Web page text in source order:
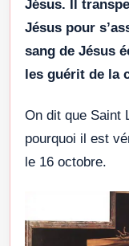
Jésus. Il
Jésus pour
sang de Jésus
les guérit de la
On dit que Saint
pourquoi il est
le 16 octobre.